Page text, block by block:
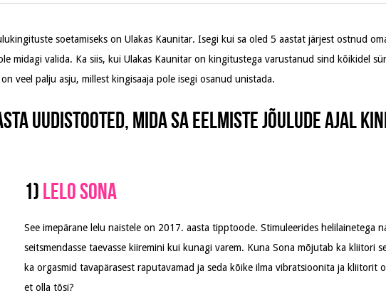
soetamiseks on Ulakas Kaunitar. Isegi kui sa oled 5 aastat järjest ostnud
midagi valida. Ka siis, kui Ulakas Kaunitar on kingitustega varustanud sind kõikidel
veel palju asju, millest kingisaaja pole isegi osanud unistada.
uudistooted, mida sa eelmiste jõulude ajal
1) Lelo Sona
See imepärane lelu naistele on 2017. aasta tipptoode. Stimuleerides helilainetega
seitsmendasse taevasse kiiremini kui kunagi varem. Kuna Sona mõjutab ka kliitori
ka orgasmid tavapärasest raputavamad ja seda kõike ilma vibratsioonita ja kliitorit
et olla tõsi?